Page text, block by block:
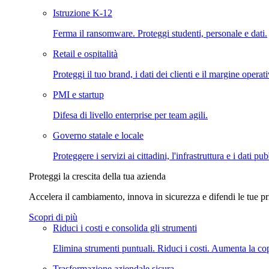
Istruzione K-12
Ferma il ransomware. Proteggi studenti, personale e dati.
Retail e ospitalità
Proteggi il tuo brand, i dati dei clienti e il margine
PMI e startup
Difesa di livello enterprise per team agili.
Governo statale e locale
Proteggere i servizi ai cittadini, l'infrastruttura e i dati
Proteggi la crescita della tua azienda
Accelera il cambiamento, innova in sicurezza e difendi le tue
Scopri di più
Riduci i costi e consolida gli strumenti
Elimina strumenti puntuali. Riduci i costi. Aumenta la